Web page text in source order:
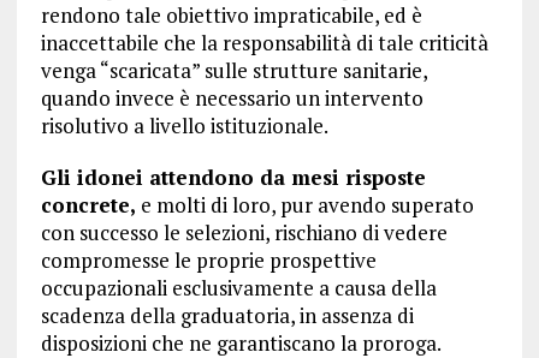
rendono tale obiettivo impraticabile, ed è
inaccettabile che la responsabilità di tale criticità
venga “scaricata” sulle strutture sanitarie,
quando invece è necessario un intervento
risolutivo a livello istituzionale.
Gli idonei attendono da mesi risposte
concrete, e molti di loro, pur avendo superato
con successo le selezioni, rischiano di vedere
compromesse le proprie prospettive
occupazionali esclusivamente a causa della
scadenza della graduatoria, in assenza di
disposizioni che ne garantiscano la proroga.